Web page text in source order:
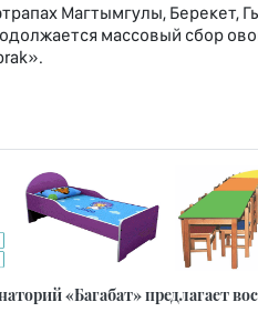
Магтымгулы, Берекет,
массовый сбор
«Багабат» предлагает